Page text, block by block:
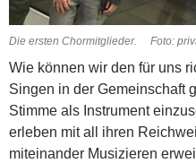
Die ersten Chormitglieder. Foto:
Wie können wir den für uns
Singen in der Gemeinschaft
Stimme als Instrument
erleben mit all ihren
miteinander Musizieren